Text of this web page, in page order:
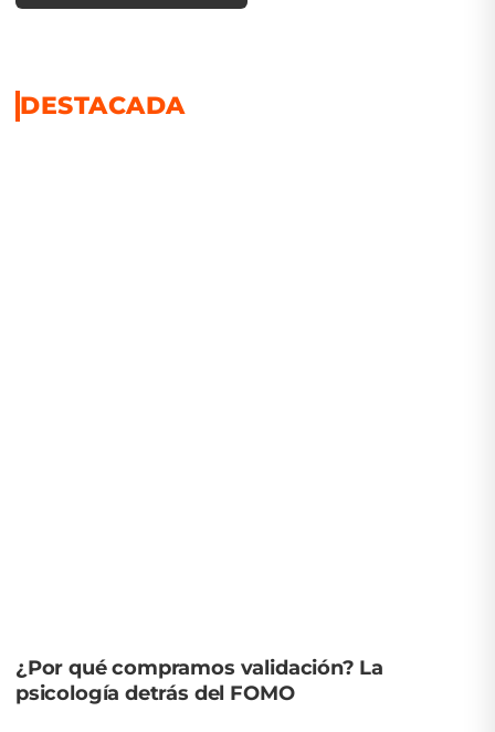
DESTACADA
¿Por qué compramos validación? La
psicología detrás del FOMO